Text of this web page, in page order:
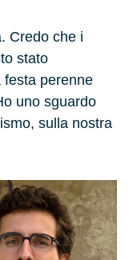
Credo che i
stato
festa perenne
uno sguardo
sulla nostra